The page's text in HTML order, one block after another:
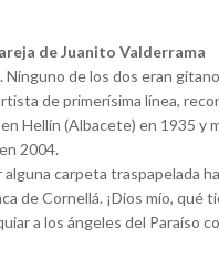
de Juanito Valderrama
. Ninguno de los dos eran
de primerísima línea,
Hellín (Albacete) en 1935 y
2004.
carpeta traspapelada
de Cornellá. ¡Dios mío, qué
a los ángeles del Paraíso